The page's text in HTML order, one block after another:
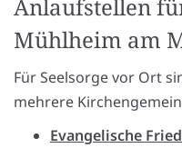
Anlaufstellen
Mühlheim am
Für Seelsorge vor Ort
mehrere
Evangelische